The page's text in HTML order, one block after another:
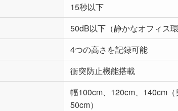
15秒以下
50dB以下（静かなオフィス環
4つの高さを記録可能
衝突防止機能搭載
幅100cm、120cm、140cm
50cm）